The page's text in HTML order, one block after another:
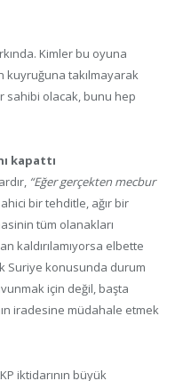
Kimler bu oyuna
kuyruğuna takılmayarak
sahibi olacak, bunu hep
kapattı
“Eğer gerçekten mecbur
bir tehditle, ağır bir
tüm olanakları
kaldırılamıyorsa elbette
Suriye konusunda durum
için değil, başta
iradesine müdahale etmek
iktidarının büyük